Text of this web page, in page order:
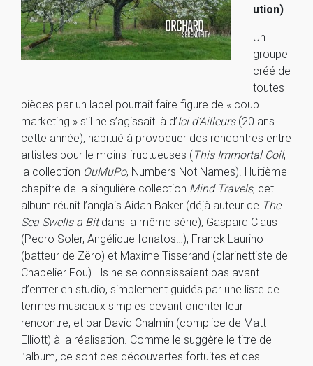
ution)
Un
groupe
créé de
toutes
pièces par un label pourrait faire figure de « coup
marketing » s’il ne s’agissait là d’Ici d’Ailleurs(20 ans
cette année), habitué à provoquer des rencontres entre
artistes pour le moins fructueuses (This Immortal Coil,
la collection OuMuPo, Numbers Not Names). Huitième
chapitre de la singulière collection Mind Travels, cet
album réunit l’anglais Aidan Baker (déjà auteur de The
Sea Swells a Bitdans la même série), Gaspard Claus
(Pedro Soler, Angélique Ionatos…), Franck Laurino
(batteur de Zëro) et Maxime Tisserand (clarinettiste de
Chapelier Fou). Ils ne se connaissaient pas avant
d’entrer en studio, simplement guidés par une liste de
termes musicaux simples devant orienter leur
rencontre, et par David Chalmin (complice de Matt
Elliott) à la réalisation. Comme le suggère le titre de
l’album, ce sont des découvertes fortuites et des